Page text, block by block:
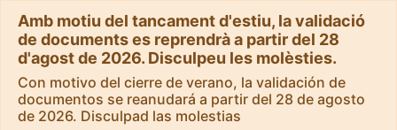
Amb motiu del tancament d'estiu, la validació
de documents es reprendrà a partir del 28
d'agost de 2026. Disculpeu les molèsties.
Con motivo del cierre de verano, la validación de
documentos se reanudará a partir del 28 de agosto
de 2026. Disculpad las molestias